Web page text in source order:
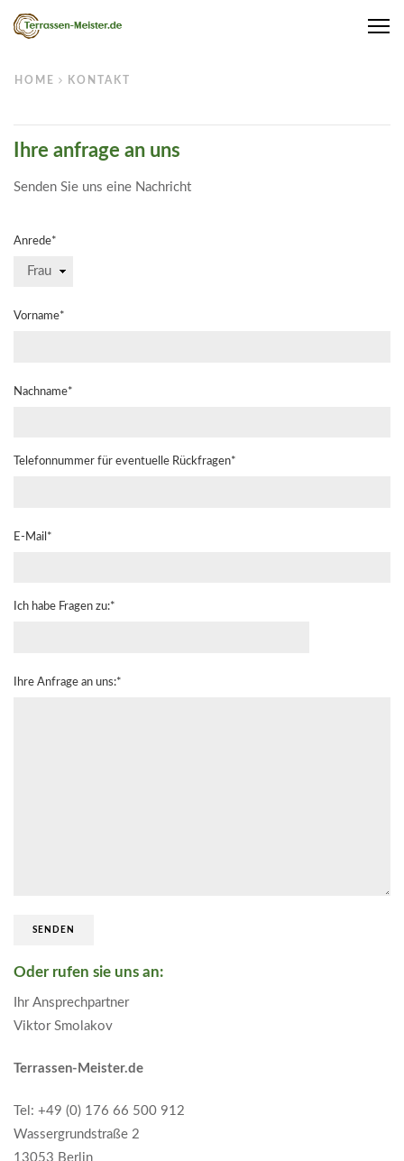
HOME KONTAKT
Ihre anfrage an uns
Senden Sie uns eine Nachricht
Anrede*
Vorname*
Nachname*
Telefonnummer für eventuelle Rückfragen*
E-Mail*
Ich habe Fragen zu:*
Ihre Anfrage an uns:*
Oder rufen sie uns an:
Ihr Ansprechpartner
Viktor Smolakov
Terrassen-Meister.de
Tel: +49 (0) 176 66 500 912
Wassergrundstraße 2
13053 Berlin